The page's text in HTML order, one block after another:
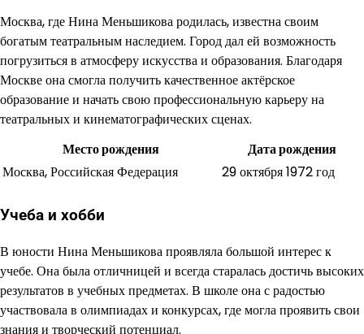
Москва, где Нина Меньшикова родилась, известна своим
богатым театральным наследием. Город дал ей возможность
погрузиться в атмосферу искусства и образования. Благодаря
Москве она смогла получить качественное актёрское
образование и начать свою профессиональную карьеру на
театральных и кинематографических сценах.
Место рождения
Дата рождения
Москва, Российская Федерация
29 октября 1972 год
Учеба и хобби
В юности Нина Меньшикова проявляла большой интерес к
учебе. Она была отличницей и всегда старалась достичь высоких
результатов в учебных предметах. В школе она с радостью
участвовала в олимпиадах и конкурсах, где могла проявить свои
знания и творческий потенциал.